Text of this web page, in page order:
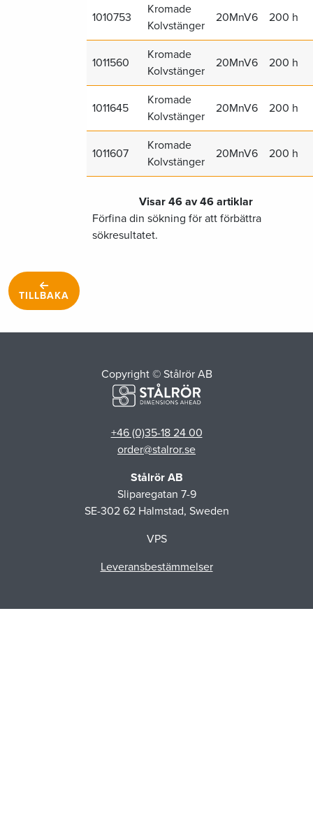
1010753
Kromade
Kolvstänger
20MnV6 200 h
1011560
Kromade
Kolvstänger
20MnV6 200 h
1011645
Kromade
Kolvstänger
20MnV6 200 h
1011607
Kromade
Kolvstänger
20MnV6 200 h
Visar 46 av 46 artiklar
Förfina din sökning för att förbättra
sökresultatet.
TILLBAKA
Copyright © Stålrör AB
+46 (0)35-18 24 00
order@stalror.se
Stålrör AB
Sliparegatan 7-9
SE-302 62 Halmstad, Sweden
VPS
Leveransbestämmelser